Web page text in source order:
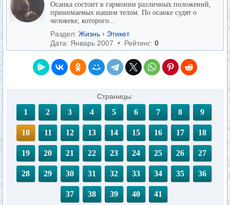
Осанка состоит в гармонии различных положений,
принимаемых нашим телом. По осанке судят о
человеке, которого...
Раздел: Жизнь › Этикет
Дата: Январь 2007 • Рейтинг: 0
Страницы:
1 2 3 4 5 6 7 8 9
10 11 12 13 14 15 16 17 18
19 20 21 22 23 24 25 26 27
28 29 30 31 32 33 34 35 36
37 38 39 40 41